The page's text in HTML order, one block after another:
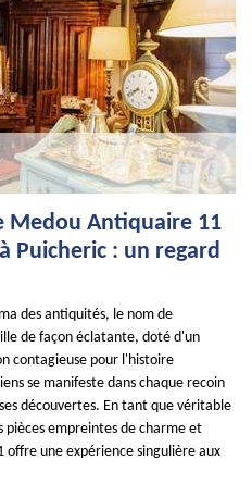
Medou Antiquaire 11
Puicheric : un regard
des antiquités, le nom de
de façon éclatante, doté d'un
contagieuse pour l'histoire
se manifeste dans chaque recoin
découvertes. En tant que véritable
empreintes de charme et
une expérience singulière aux